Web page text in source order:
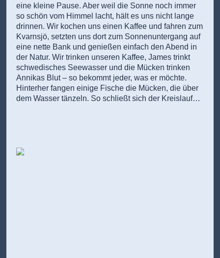
eine kleine Pause. Aber weil die Sonne noch immer
so schön vom Himmel lacht, hält es uns nicht lange
drinnen. Wir kochen uns einen Kaffee und fahren zum
Kvarnsjö, setzten uns dort zum Sonnenuntergang auf
eine nette Bank und genießen einfach den Abend in
der Natur. Wir trinken unseren Kaffee, James trinkt
schwedisches Seewasser und die Mücken trinken
Annikas Blut – so bekommt jeder, was er möchte.
Hinterher fangen einige Fische die Mücken, die über
dem Wasser tänzeln. So schließt sich der Kreislauf…